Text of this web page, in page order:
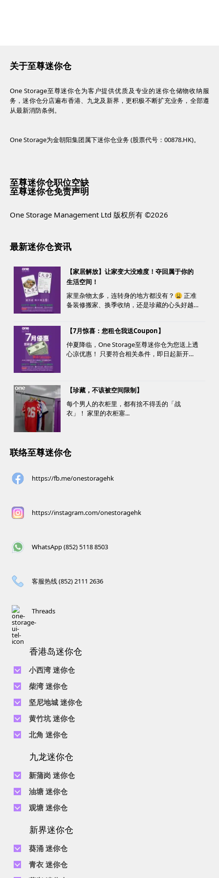
关于至尊迷你仓
One Storage至尊迷你仓为客户提供优质及专业的迷你仓储物收纳服
务，迷你仓分店遍布香港、九龙及新界，更积极不断扩充业务，全部遵
从最新消防条例。
One Storage为金朝阳集团属下迷你仓业务 (股票代号：00878.HK)。
至尊迷你仓职位空缺
至尊迷你仓免责声明
One Storage Management Ltd 版权所有 ©2026
最新迷你仓资讯
【家居解放】让家变大没难度！夺回属于你的
生活空间！
家里杂物太多，连转身的地方都没有？😩 正准
备装修搬家、换季收纳，还是珍藏的心头好越
【7月惊喜：您租仓我送Coupon】
仲夏降临，One Storage至尊迷你仓为您送上透
心凉优惠！ 只要符合相关条件，即日起新开仓
物乐。 优惠详情...
【珍藏，不该被空间限制】
每个男人的衣柜里，都有捨不得丢的「战
衣」！ 家里的衣柜塞...
联络至尊迷你仓
https://fb.me/onestoragehk
https://instagram.com/onestoragehk
WhatsApp (852) 5118 8503
客服热线 (852) 2111 2636
Threads
香港岛迷你仓
小西湾 迷你仓
电话 :2111 1062
地址 : 柴湾新业街5号王子工业大厦4楼
地址 : 柴湾新业街11号森龙工业大厦7楼B室
柴湾 迷你仓
电话 :2194 0038
地址 : 柴湾祥利街7号万峰工业大厦6楼C室
地址 : 柴湾利众街20号柴湾中心工业大厦6楼B室及14楼B1室
坚尼地城 迷你仓
电话 : 2623 0280
地址 : 坚尼地城士美菲路12P号祥兴工业大厦9楼
黄竹坑 迷你仓
电话 :2680 9691
地址 : 黄竹坑道18号瑞琪工业大厦14楼A室
电话 :2116 8113
北角 迷你仓
地址 : 香港屈臣道4-6号海景大厦B座10楼4&6室
九龙迷你仓
新蒲岗 迷你仓
电话 :2111 0509
地址 : 新蒲岗景福街106号太子工业大厦15楼B室
地址 : 新蒲岗五芳街8号利嘉工业大厦9楼CD室
电话 :2116 5165
地址 : 新蒲岗景福街114号捷景工业大厦3楼A室
油塘 迷你仓
电话 :2623 0300
地址 : 油塘四山街4号华辉工业大厦一楼C室
观塘 迷你仓
地址 : 观塘伟业街146号美嘉工业大厦5楼A室
新界迷你仓
葵涌 迷你仓
电话 :2111 2683
地址 : 葵涌昌荣路9-11号同珍工业大厦B座19楼
青衣 迷你仓